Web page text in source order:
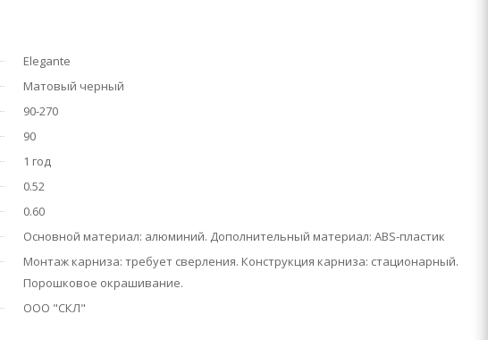
Elegante
Матовый черный
90-270
90
1 год
0.52
0.60
Основной материал: алюминий. Дополнительный материал: ABS-пластик
Монтаж карниза: требует сверления. Конструкция карниза: стационарный.
Порошковое окрашивание.
ООО "СКЛ"